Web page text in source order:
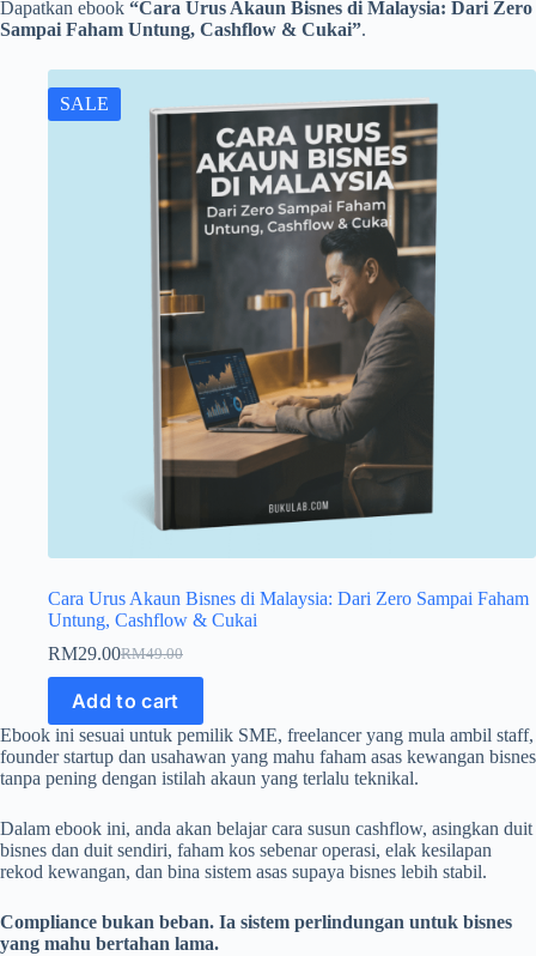
Dapatkan ebook “Cara Urus Akaun Bisnes di Malaysia: Dari Zero
Sampai Faham Untung, Cashflow & Cukai”.
SALE
Cara Urus Akaun Bisnes di Malaysia: Dari Zero Sampai Faham
Untung, Cashflow & Cukai
RM49.00
Original
was:
RM49.00.
RM29.00Current
is:
RM29.00.
Add to cart
Ebook ini sesuai untuk pemilik SME, freelancer yang mula ambil staff,
founder startup dan usahawan yang mahu faham asas kewangan bisnes
tanpa pening dengan istilah akaun yang terlalu teknikal.
Dalam ebook ini, anda akan belajar cara susun cashflow, asingkan duit
bisnes dan duit sendiri, faham kos sebenar operasi, elak kesilapan
rekod kewangan, dan bina sistem asas supaya bisnes lebih stabil.
Compliance bukan beban. Ia sistem perlindungan untuk bisnes
yang mahu bertahan lama.